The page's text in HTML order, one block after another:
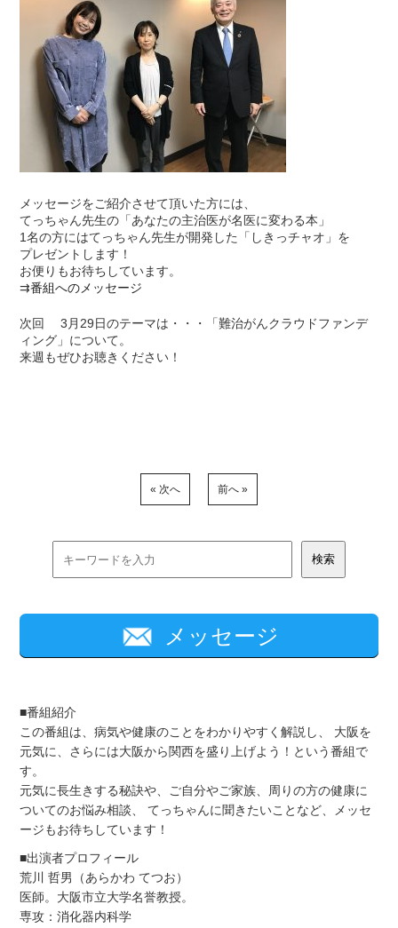
メッセージをご紹介させて頂いた方には、
てっちゃん先生の「あなたの主治医が名医に変わる本」
1名の方にはてっちゃん先生が開発した「しきっチャオ」を
プレゼントします！
お便りもお待ちしています。
⇉番組へのメッセージ
次回 3月29日のテーマは・・・「難治がんクラウドファンデ
ィング」について。
来週もぜひお聴きください！
« 次へ 前へ »
メッセージ
■番組紹介
この番組は、病気や健康のことをわかりやすく解説し、 大阪を
元気に、さらには大阪から関西を盛り上げよう！という番組で
す。
元気に長生きする秘訣や、ご自分やご家族、周りの方の健康に
ついてのお悩み相談、 てっちゃんに聞きたいことなど、メッセ
ージもお待ちしています！
■出演者プロフィール
荒川 哲男（あらかわ てつお）
医師。大阪市立大学名誉教授。
専攻：消化器内科学